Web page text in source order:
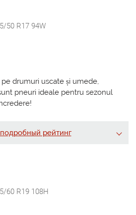
50 R17 94W
drumuri uscate și umede,
pneuri ideale pentru sezonul
подробный рейтинг
60 R19 108H